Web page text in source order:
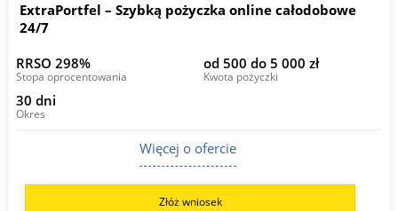
ExtraPortfel – Szybką pożyczka online całodobowe
24/7
RRSO 298%
Stopa oprocentowania
od 500 do 5 000 zł
Kwota pożyczki
30 dni
Okres
Więcej o ofercie
Złóż wniosek